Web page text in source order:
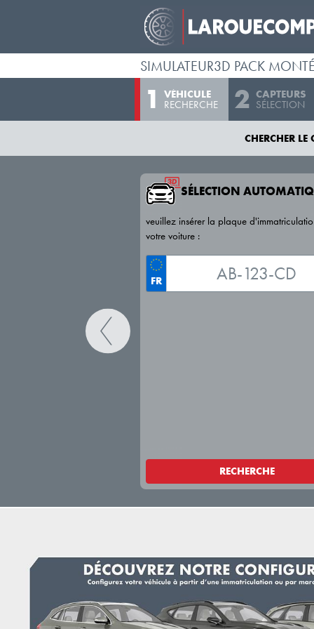
SIMULATEUR3D PACK
VÉHICULE
RECHERCHE
CAPTEURS
SÉLECTION
CHERCHER LE
SÉLECTION
veuillez insérer la plaque
votre voiture :
FR
RECHERCHE